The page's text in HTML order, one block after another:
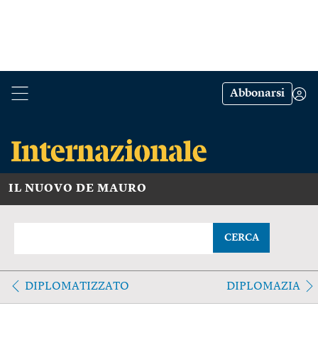
Abbonarsi
IL NUOVO DE MAURO
CERCA
DIPLOMATIZZATO DIPLOMAZIA